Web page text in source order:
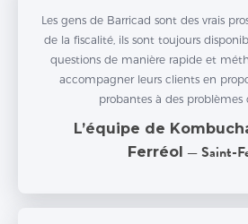
Les gens de Barricad sont des vrais
de la fiscalité, ils sont toujours
questions de manière rapide et
accompagner leurs clients en
probantes à des problèmes
L’équipe de
Ferréol — Saint-